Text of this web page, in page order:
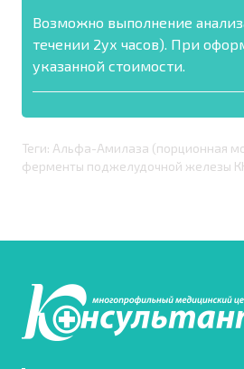
Возможно выполнение
течении 2ух часов). При
указанной стоимости.
Теги: Альфа-Амилаза (порционная
ферменты поджелудочной железы